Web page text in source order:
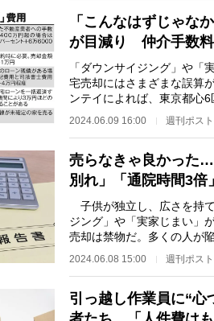
「こんなはずじゃな
が目減り 仲介手数
「ダウンサイジング」や「
宅売却にはさまざまな誤算
ンテイによれば、東京都心
谷）の4月の中古マ…
2024.06.09 16:00 週刊ポスト
売らなきゃ良かった
別れ」「通院時間3
子供が独立し、広さを持
ジング」や「実家じまい」
売却は禁物だ。多くの人が
こう。「高値の今が…
2024.06.08 15:00 週刊ポスト
引っ越し作業員に“心